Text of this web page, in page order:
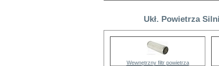
Ukł. Powietrza
Wewnętrzny filtr powietrza